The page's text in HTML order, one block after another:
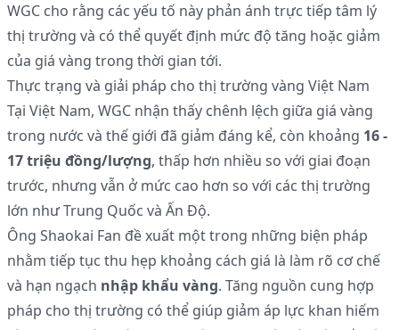
WGC cho rằng các yếu tố này phản ánh trực tiếp tâm lý
thị trường và có thể quyết định mức độ tăng hoặc giảm
của giá vàng trong thời gian tới.
Thực trạng và giải pháp cho thị trường vàng Việt Nam
Tại Việt Nam, WGC nhận thấy chênh lệch giữa giá vàng
trong nước và thế giới đã giảm đáng kể, còn khoảng 16 -
17 triệu đồng/lượng, thấp hơn nhiều so với giai đoạn
trước, nhưng vẫn ở mức cao hơn so với các thị trường
lớn như Trung Quốc và Ấn Độ.
Ông Shaokai Fan đề xuất một trong những biện pháp
nhằm tiếp tục thu hẹp khoảng cách giá là làm rõ cơ chế
và hạn ngạch nhập khẩu vàng. Tăng nguồn cung hợp
pháp cho thị trường có thể giúp giảm áp lực khan hiếm